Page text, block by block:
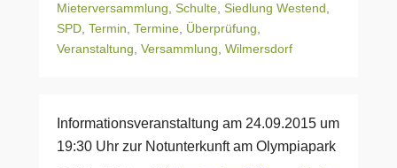
Mieterversammlung Schulte Siedlung Westend
SPD Termin Termine Überprüfung
Veranstaltung Versammlung Wilmersdorf
Informationsveranstaltung am 24.09.2015 um
19:30 Uhr zur Notunterkunft am Olympiapark